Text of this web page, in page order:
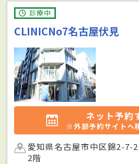
診療中
CLINICNo7名古屋伏見
ネット予約
※外部予約サイトへ
愛知県名古屋市中区錦2-
2階